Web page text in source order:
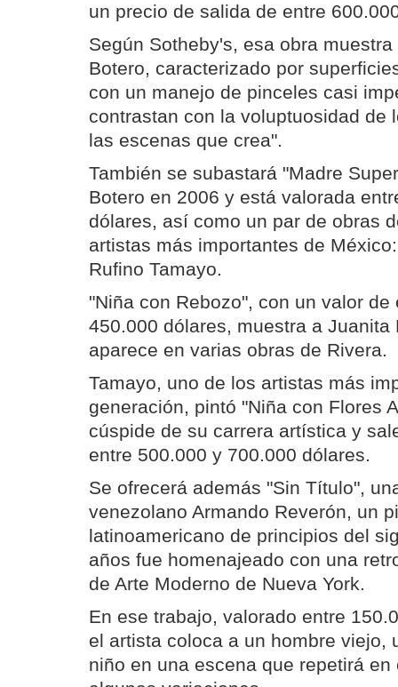
un precio de salida de entre
Según Sotheby's, esa obra
Botero, caracterizado por
con un manejo de pinceles casi
contrastan con la voluptuosidad de
las escenas que crea".
También se subastará "Madre
Botero en 2006 y está valorada
dólares, así como un par de obras
artistas más importantes de
Rufino Tamayo.
"Niña con Rebozo", con un valor de
450.000 dólares, muestra a Juanita
aparece en varias obras de Rivera.
Tamayo, uno de los artistas más
generación, pintó "Niña con Flores
cúspide de su carrera artística y
entre 500.000 y 700.000 dólares.
Se ofrecerá además "Sin Título",
venezolano Armando Reverón, un
latinoamericano de principios del
años fue homenajeado con una
de Arte Moderno de Nueva York.
En ese trabajo, valorado entre
el artista coloca a un hombre viejo,
niño en una escena que repetirá